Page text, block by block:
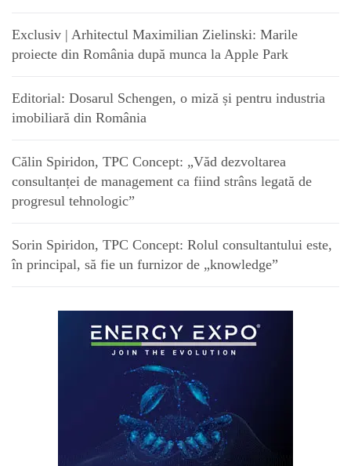
Exclusiv | Arhitectul Maximilian Zielinski: Marile
proiecte din România după munca la Apple Park
Editorial: Dosarul Schengen, o miză și pentru industria
imobiliară din România
Călin Spiridon, TPC Concept: „Văd dezvoltarea
consultanței de management ca fiind strâns legată de
progresul tehnologic”
Sorin Spiridon, TPC Concept: Rolul consultantului este,
în principal, să fie un furnizor de „knowledge”